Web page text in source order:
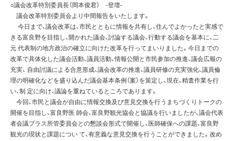
○議会改革特別委員長（岡本俊君） -登壇-
議会改革特別委員会より中間報告をいたします。
今日まで、議会改革は、市民とともに情報を共有し、住んでよかったと実感で
きる富良野を目指し、開かれた議会、討論する議会、行動する議会を基本に、二
元 代表制の地方政治の確立に向けた改革を行ってまいりました。今日までの
改革で具体化した議会活動、議員活動、情報公開と市民参加の推進、議会広報の
充実、 自由討議による合意形成、議会改革の推進、議員研修の充実強化、議員倫
理の明確化などを盛り込んだ議会基本条例（案）を策定し、現在、精査作業を行
い、制 定に向け、議論を重ねているところであります。
今回、市民と議会が自由に情報交換及び意見交換を行うまちづくりトークの
開催を目指し、富良野医 師会、富良野観光協会と協議を行いましたが、議会代表
者会議プラス所管委員会との懇談会形式で開催し、医師確保への課題、富良野
観光の現状と課題につい て、有意義な意見交換を行うことができました。改め